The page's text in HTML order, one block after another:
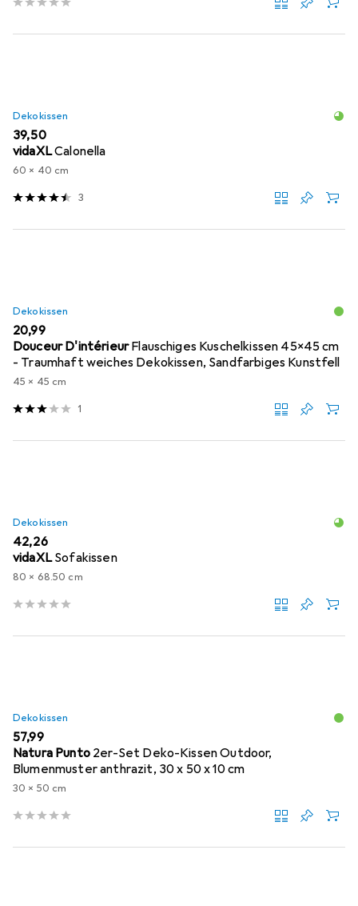
Dekokissen
EUR
39,50
vidaXLCalonella
60 x 40 cm
3
Dekokissen
EUR
20,99
Douceur D'intérieurFlauschiges Kuschelkissen 45x45 cm
- Traumhaft weiches Dekokissen, Sandfarbiges Kunstfell
45 x 45 cm
1
Dekokissen
EUR
42,26
vidaXL Sofakissen
80 x 68.50 cm
Dekokissen
EUR
57,99
Natura Punto 2er-Set Deko-Kissen Outdoor,
Blumenmuster anthrazit, 30 x 50 x 10 cm
30 x 50 cm